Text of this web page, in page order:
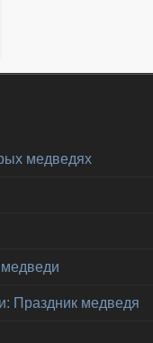
медведях
Праздник медведя